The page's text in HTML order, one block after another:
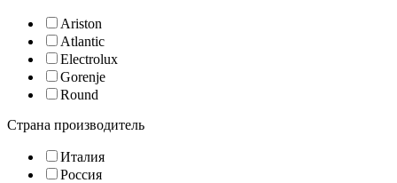
Ariston
Atlantic
Electrolux
Gorenje
Round
Страна производитель
Италия
Россия